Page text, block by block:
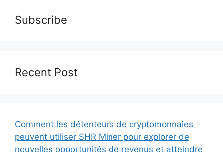
Subscribe
Recent Post
Comment les détenteurs de cryptomonnaies
peuvent utiliser SHR Miner pour explorer de
nouvelles opportunités de revenus et atteindre